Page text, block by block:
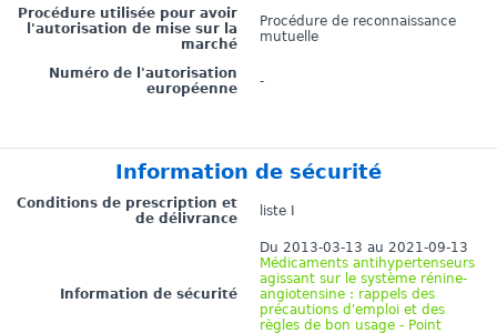
Procédure utilisée pour avoir
l'autorisation de mise sur la
marché
Procédure de reconnaissance
mutuelle
Numéro de l'autorisation
européenne
-
Information de sécurité
Conditions de prescription et
de délivrance
liste I
Information de sécurité
Du 2013-03-13 au 2021-09-13
Médicaments antihypertenseurs
agissant sur le système rénine-
angiotensine : rappels des
précautions d'emploi et des
règles de bon usage - Point